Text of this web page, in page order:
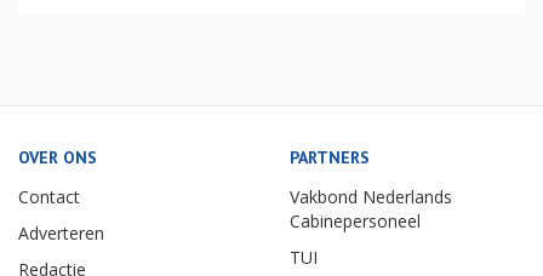
OVER ONS
Contact
Adverteren
Redactie
PARTNERS
Vakbond Nederlands
Cabinepersoneel
TUI